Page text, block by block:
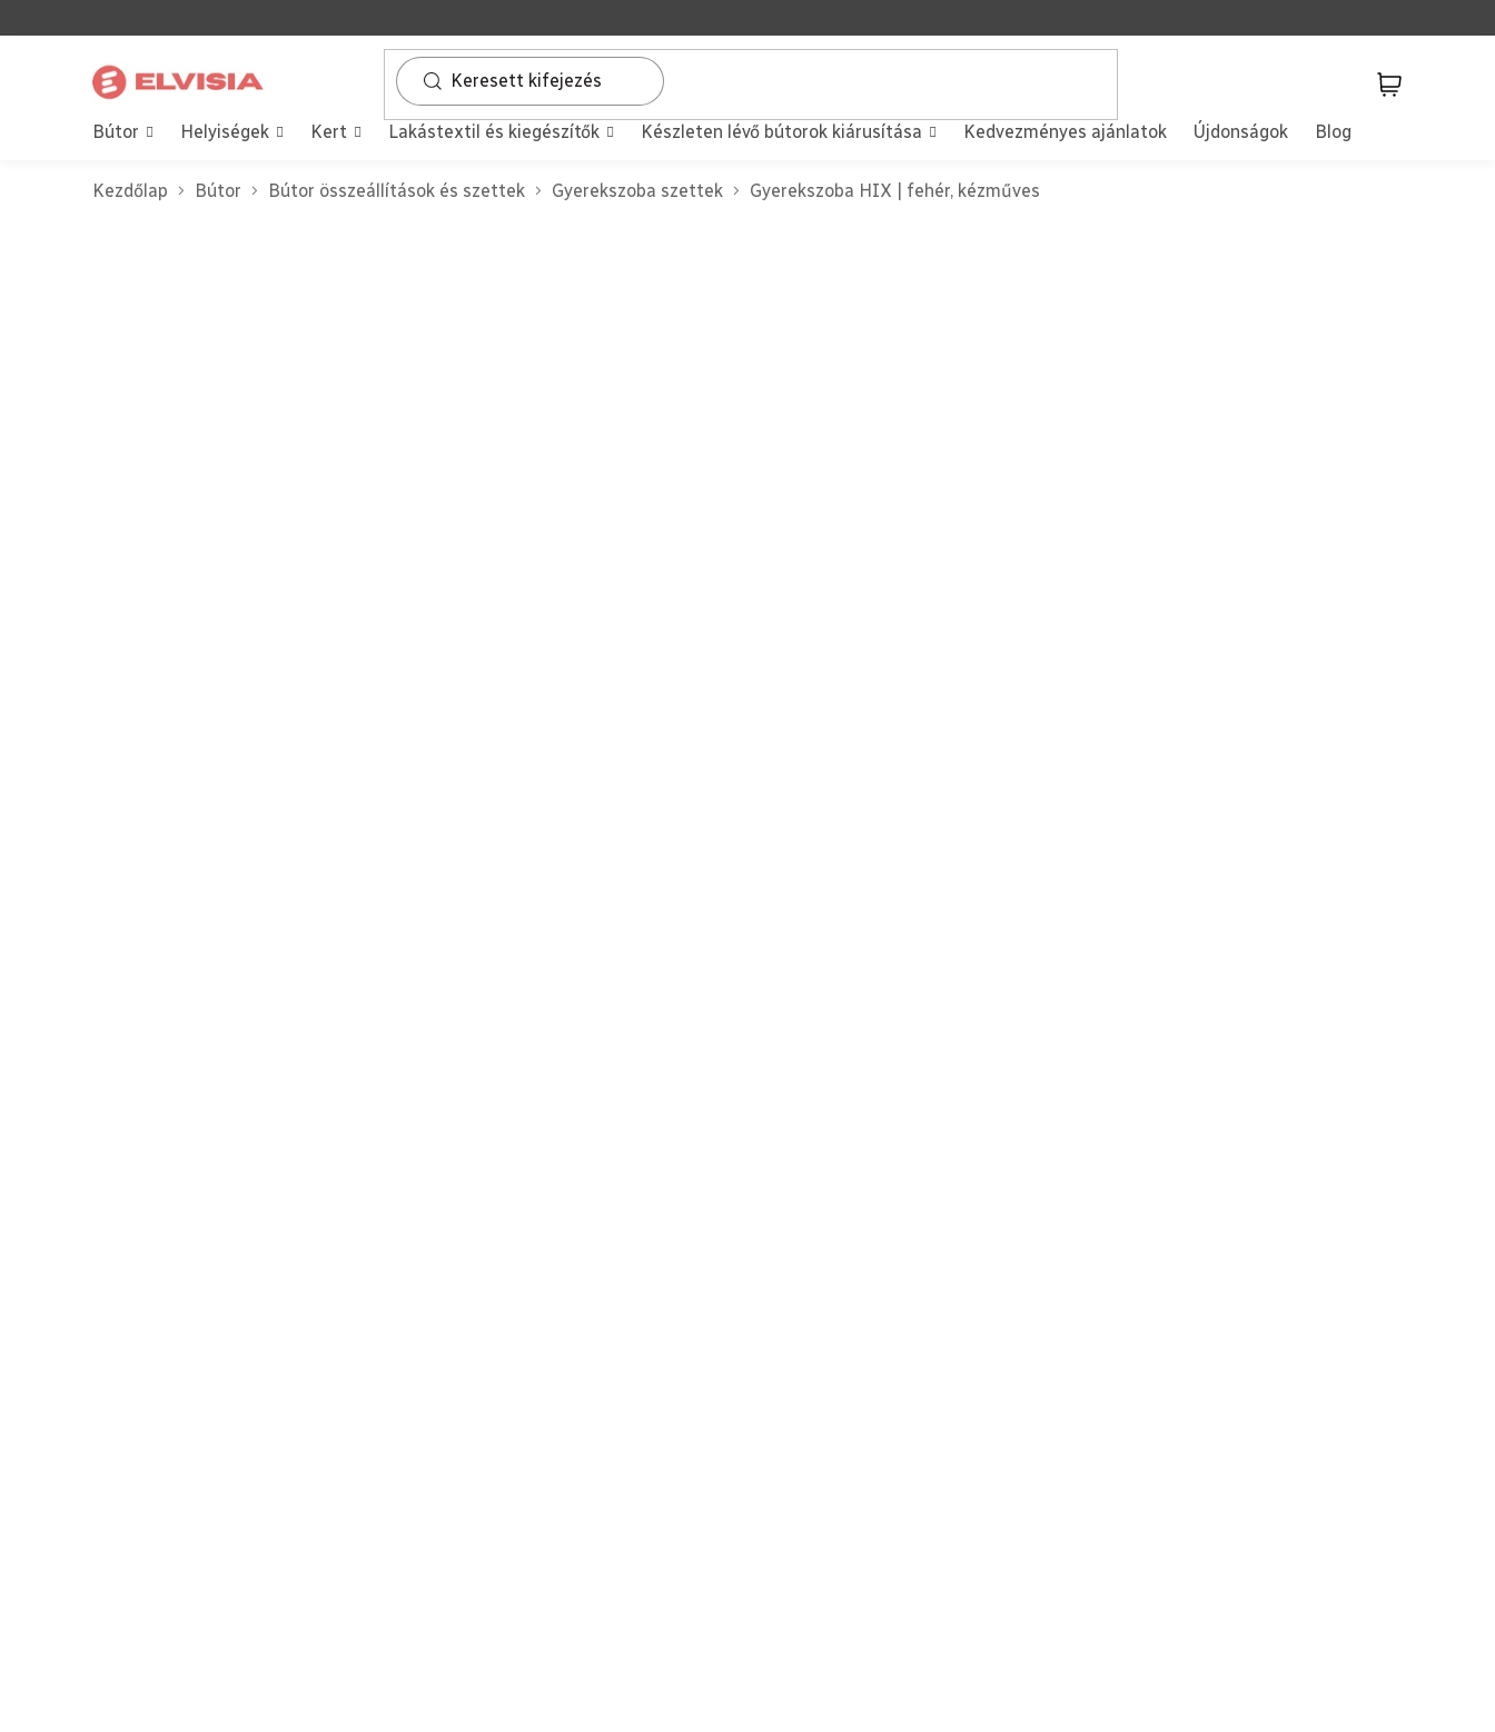
a
tartalomhoz
Bútor Helyiségek Kert Lakástextil és kiegészítők Készleten lévő bútorok kiárusítása Kedvezményes ajánlatok Újdonságok Blog
Kezdőlap Bútor Bútor összeállítások és szettek Gyerekszoba szettek Gyerekszoba HIX | fehér, kézműves